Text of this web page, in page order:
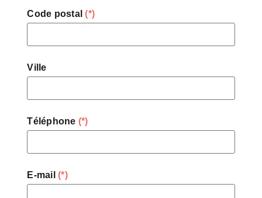
Code postal(*)
Ville
Téléphone (*)
E-mail(*)